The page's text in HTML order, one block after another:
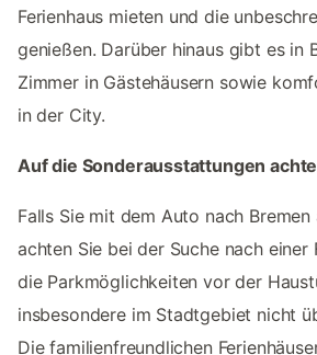
Ferienhaus mieten und die
genießen. Darüber hinaus gibt es in
Zimmer in Gästehäusern sowie
in der City.
Auf die Sonderausstattungen
Falls Sie mit dem Auto nach
achten Sie bei der Suche nach einer
die Parkmöglichkeiten vor der
insbesondere im Stadtgebiet nicht
Die familienfreundlichen